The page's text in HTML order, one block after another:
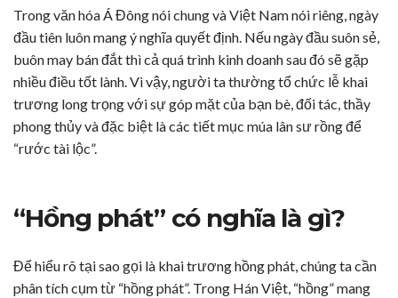
Trong văn hóa Á Đông nói chung và Việt Nam nói riêng, ngày
đầu tiên luôn mang ý nghĩa quyết định. Nếu ngày đầu suôn sẻ,
buôn may bán đắt thì cả quá trình kinh doanh sau đó sẽ gặp
nhiều điều tốt lành. Vì vậy, người ta thường tổ chức lễ khai
trương long trọng với sự góp mặt của bạn bè, đối tác, thầy
phong thủy và đặc biệt là các tiết mục múa lân sư rồng để
“rước tài lộc”.
“Hồng phát” có nghĩa là gì?
Để hiểu rõ tại sao gọi là khai trương hồng phát, chúng ta cần
phân tích cụm từ “hồng phát”. Trong Hán Việt, “hồng” mang